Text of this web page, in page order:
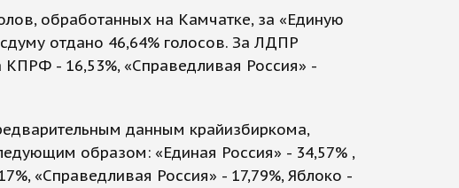
обработанных на Камчатке, за «Единую
отдано 46,64% голосов. За ЛДПР
КПРФ - 16,53%, «Справедливая Россия» -
данным крайизбиркома,
образом: «Единая Россия» - 34,57% ,
«Справедливая Россия» - 17,79%, Яблоко -